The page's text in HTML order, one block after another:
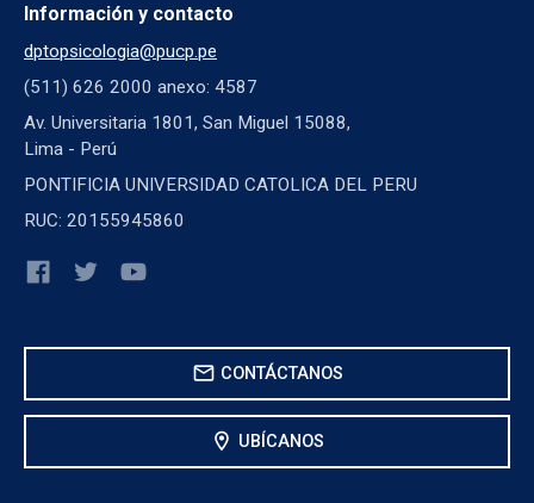
Información y contacto
dptopsicologia@pucp.pe
(511) 626 2000 anexo: 4587
Av. Universitaria 1801, San Miguel 15088,
Lima - Perú
PONTIFICIA UNIVERSIDAD CATOLICA DEL PERU
RUC: 20155945860
mail CONTÁCTANOS
location_on UBÍCANOS